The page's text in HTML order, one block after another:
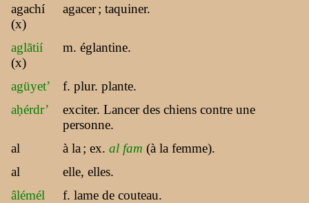
agachí
(x)
agacer; taquiner.
aglãtií
(x)
m. églantine.
agüyet’
f. plur. plante.
aḥérdr’
exciter. Lancer des chiens contre une
personne.
al
à la ; ex. al fam (à la femme).
al
elle, elles.
âlémél
f. lame de couteau.